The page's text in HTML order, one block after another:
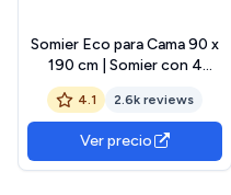
Somier Eco para Cama 90 x
190 cm | Somier con 4
Patas | Láminas Madera de
Chopo de 9 cm y
Estructura de Tubos de
Acero | Útil para Camas
Nido o Camas Individuales
4.1 2.6k reviews
Ver precio